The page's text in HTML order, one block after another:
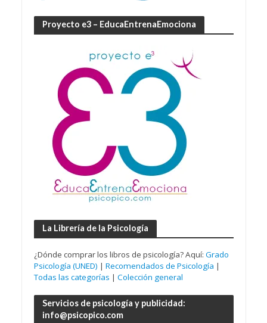
Proyecto e3 – EducaEntrenaEmociona
La Librería de la Psicología
¿Dónde comprar los libros de psicología? Aquí: Grado
Psicología (UNED) | Recomendados de Psicología |
Todas las categorías | Colección general
Servicios de psicología y publicidad:
info@psicopico.com